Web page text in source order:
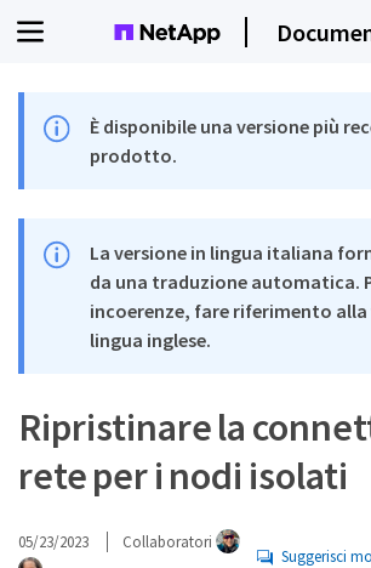
È disponibile una versione più
prodotto.
La versione in lingua italiana
da una traduzione automatica.
incoerenze, fare riferimento alla
lingua inglese.
Ripristinare la
rete per i nodi isolati
05/23/2023 Collaboratori
Suggerisci